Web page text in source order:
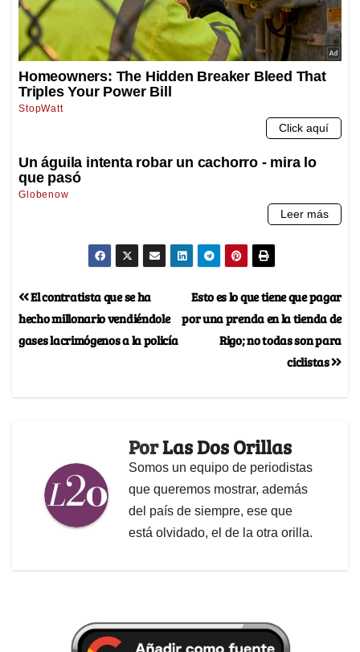
Esto es lo que tiene que pagar
por una prenda en la tienda de
Rigo; no todas son para
ciclistas
El contratista que se ha
hecho millonario vendiéndole
gases lacrimógenos a la policía
PorLas Dos Orillas
Somos un equipo de periodistas
que queremos mostrar, además
del país de siempre, ese que
está olvidado, el de la otra orilla.